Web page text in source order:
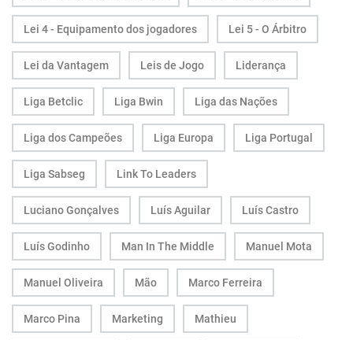
Lei 4 - Equipamento dos jogadores Lei 5 - O Árbitro
Lei da Vantagem Leis de Jogo Liderança
Liga Betclic Liga Bwin Liga das Nações
Liga dos Campeões Liga Europa Liga Portugal
Liga Sabseg Link To Leaders
Luciano Gonçalves Luís Aguilar Luís Castro
Luís Godinho Man In The Middle Manuel Mota
Manuel Oliveira Mão Marco Ferreira
Marco Pina Marketing Mathieu